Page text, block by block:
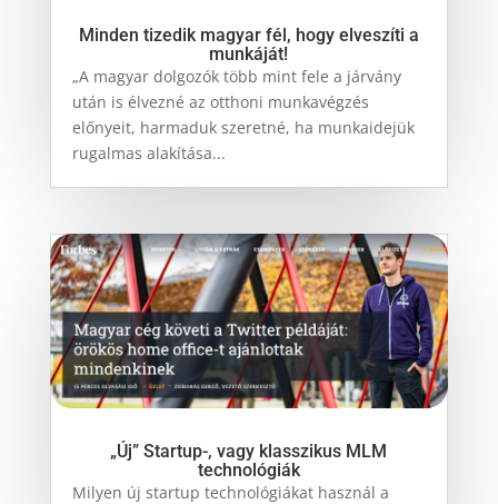
Minden tizedik magyar fél, hogy elveszíti a
munkáját!
„A magyar dolgozók több mint fele a járvány
után is élvezné az otthoni munkavégzés
előnyeit, harmaduk szeretné, ha munkaidejük
rugalmas alakítása...
„Új” Startup-, vagy klasszikus MLM
technológiák
Milyen új startup technológiákat használ a